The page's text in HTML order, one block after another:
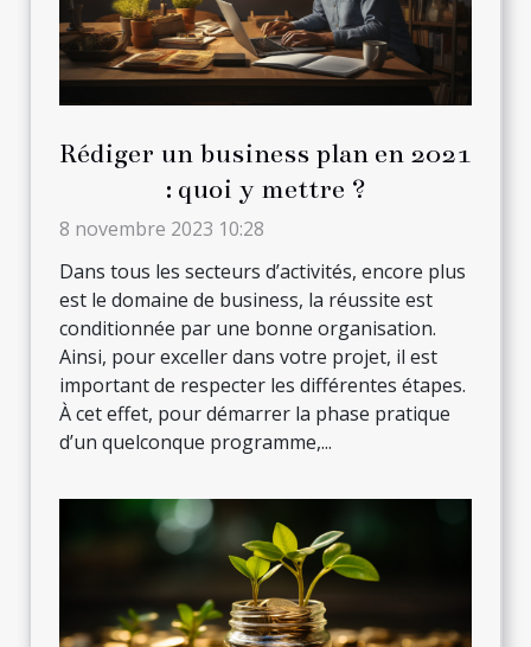
Rédiger un business plan en 2021
: quoi y mettre ?
8 novembre 2023 10:28
Dans tous les secteurs d’activités, encore plus
est le domaine de business, la réussite est
conditionnée par une bonne organisation.
Ainsi, pour exceller dans votre projet, il est
important de respecter les différentes étapes.
À cet effet, pour démarrer la phase pratique
d’un quelconque programme,...